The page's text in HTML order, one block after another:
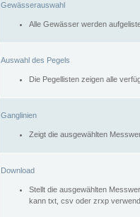
Gewässerauswahl
Alle Gewässer werden
Auswahl des Pegels
Die Pegellisten zeigen alle
Ganglinien
Zeigt die ausgewählten
Download
Stellt die ausgewählten
kann txt, csv oder zrxp